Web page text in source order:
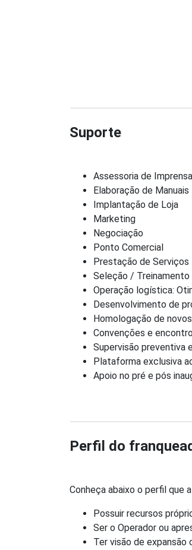
Suporte
Assessoria de Imprensa
Elaboração de Manuais
Implantação de Loja
Marketing
Negociação
Ponto Comercial
Prestação de Serviços
Seleção /
Operação logística:
Desenvolvimento de
Homologação de
Convenções e
Supervisão preventiva
Plataforma exclusiva
Apoio no pré e pós
Perfil do
Conheça abaixo o perfil que
Possuir recursos
Ser o Operador ou
Ter visão de expansão